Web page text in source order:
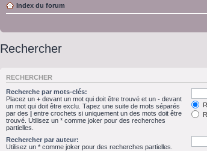
Index du forum
Rechercher
RECHERCHER
Recherche par mots-clés:
Placez un + devant un mot qui doit être trouvé et un - devant
un mot qui doit être exclu. Tapez une suite de mots séparés
par des | entre crochets si uniquement un des mots doit être
trouvé. Utilisez un * comme joker pour des recherches
partielles.
Rechercher par auteur:
Utilisez un * comme joker pour des recherches partielles.